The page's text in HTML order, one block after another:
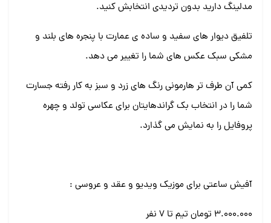
مدلینگ دارید بدون تردیدی انتخابش کنید.
تلفیق دیوار های سفید و ساده ی عمارت با پنجره های بلند و
مشکی سبک عکس های شما را تغییر می دهد.
کمی آن طرف تر هارمونی رنگ های زرد و سبز به کار رفته جسارت
شما را در انتخاب بک گراندهایتان برای عکاسی تولد و چهره
پروفایل را به نمایش می گذارد.
آفیش ساعتی برای موزیک ویدیو و عقد و عروسی :
۳.۰۰۰.۰۰۰ تومان تیم تا ۷ نفر